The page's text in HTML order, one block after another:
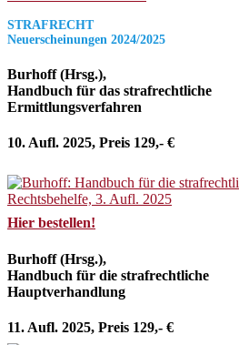
STRAFRECHT
Neuerscheinungen 2024/2025
Burhoff (Hrsg.),
Handbuch für das strafrechtliche
Ermittlungsverfahren
10. Aufl. 2025, Preis 129,- €
Hier bestellen!
Burhoff (Hrsg.),
Handbuch für die strafrechtliche
Hauptverhandlung
11. Aufl. 2025, Preis 129,- €